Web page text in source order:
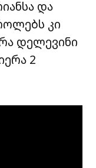
და
კი
დელევინი
2